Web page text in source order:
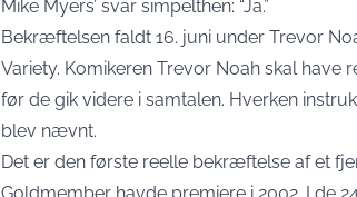
Mike Myers’ svar simpelthen: “Ja.”
Bekræftelsen faldt 16. juni under Trevor
Variety. Komikeren Trevor Noah skal have
før de gik videre i samtalen. Hverken
blev nævnt.
Det er den første reelle bekræftelse af et